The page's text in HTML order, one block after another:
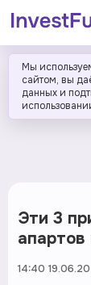
Мы
сайтом, вы
данных и
Эти 3
апартов
14:40